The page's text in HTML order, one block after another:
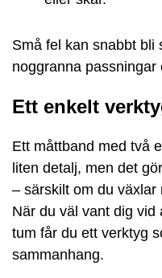
Små fel kan snabbt bli
noggranna passningar
Ett enkelt
Ett måttband med två
liten detalj, men det
– särskilt om du
När du väl vant dig vid
tum får du ett verktyg
sammanhang.